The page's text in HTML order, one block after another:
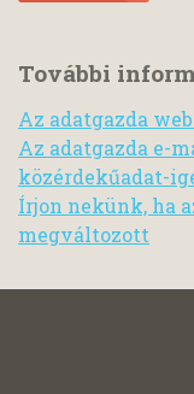
További
Az adatgazda
Az adatgazda e-
közérdekűadat-
Írjon nekünk, ha
megváltozott